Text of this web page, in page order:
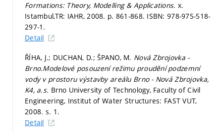
Formations: Theory, Modelling & Applications. x.
Istambul,TR: IAHR, 2008. p. 861-868. ISBN: 978-975-518-
297-1.
Detail
ŘÍHA, J.; DUCHAN, D.; ŠPANO, M. Nová Zbrojovka -
Brno.Modelové posouzení režimu proudění podzemní
vody v prostoru výstavby areálu Brno - Nová Zbrojovka,
K4, a.s. Brno University of Technology, Faculty of Civil
Engineering, Institut of Water Structures: FAST VUT,
2008. s. 1.
Detail